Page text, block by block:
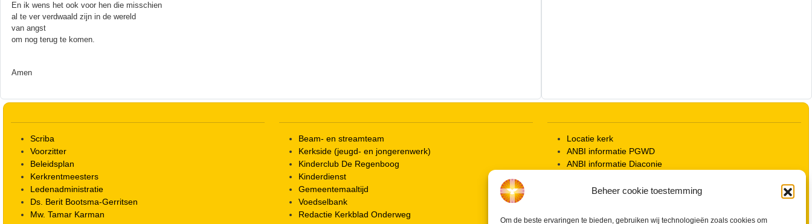
Beheer cookie toestemming
Om de beste ervaringen te bieden, gebruiken wij technologieën zoals cookies om
En ik wens het ook voor hen die misschien
al te ver verdwaald zijn in de wereld
van angst
om nog terug te komen.
Amen
Scriba
Voorzitter
Beleidsplan
Kerkrentmeesters
Ledenadministratie
Ds. Berit Bootsma-Gerritsen
Mw. Tamar Karman
Beam- en streamteam
Kerkside (jeugd- en jongerenwerk)
Kinderclub De Regenboog
Kinderdienst
Gemeentemaaltijd
Voedselbank
Redactie Kerkblad Onderweg
Locatie kerk
ANBI informatie PGWD
ANBI informatie Diaconie
Info Kerkelijke gebouwen / koster